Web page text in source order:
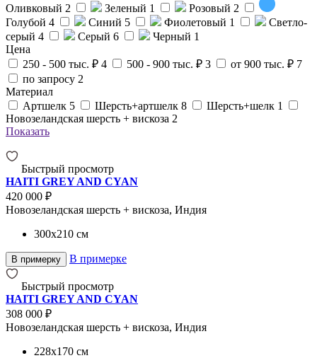
Оливковый 2 Зеленый 1 Розовый 2
Голубой 4 Синий 5 Фиолетовый 1
Светло-
серый 4 Серый 6 Черный 1
Цена
250 - 500 тыс. ₽ 4 500 - 900 тыс. ₽ 3 от 900 тыс. ₽ 7
по запросу 2
Материал
Артшелк 5 Шерсть+артшелк 8 Шерсть+шелк 1
Новозеландская шерсть + вискоза 2
Показать
Быстрый просмотр
HAITI GREY AND CYAN
420 000 ₽
Новозеландская шерсть + вискоза, Индия
300x210 см
В примерку В примерке
Быстрый просмотр
HAITI GREY AND CYAN
308 000 ₽
Новозеландская шерсть + вискоза, Индия
228x170 см